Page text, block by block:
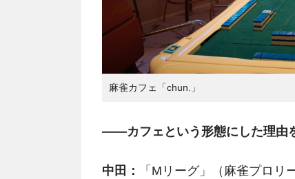
麻雀カフェ「chun.」
――カフェという形態にした理由
中田：
「Mリーグ」（麻雀プロ